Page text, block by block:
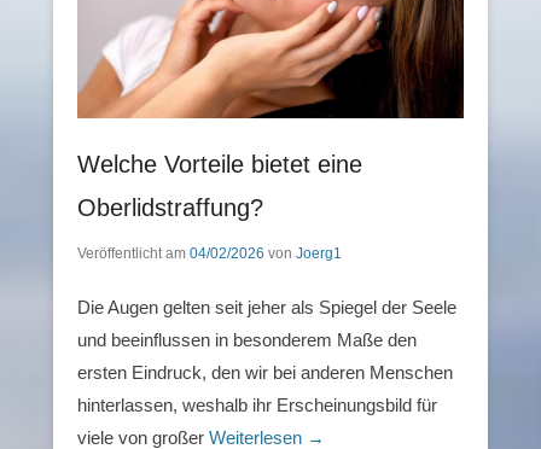
Welche Vorteile bietet eine
Oberlidstraffung?
Veröffentlicht am 04/02/2026 von Joerg1
Die Augen gelten seit jeher als Spiegel der Seele
und beeinflussen in besonderem Maße den
ersten Eindruck, den wir bei anderen Menschen
hinterlassen, weshalb ihr Erscheinungsbild für
viele von großer Weiterlesen →